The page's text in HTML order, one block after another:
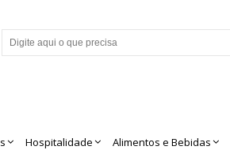
Hospitalidade Alimentos e Bebidas